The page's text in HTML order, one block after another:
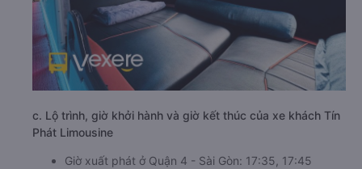
c. Lộ trình, giờ khởi hành và giờ kết thúc của xe khách Tín
Phát Limousine
Giờ xuất phát ở Quận 4 - Sài Gòn: 17:35, 17:45